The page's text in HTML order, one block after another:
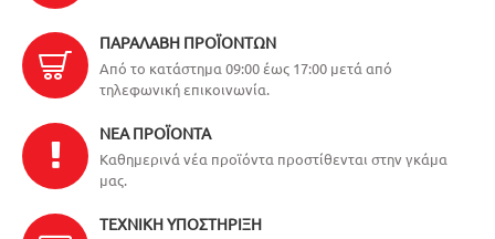
ΠΑΡΑΛΑΒΉ ΠΡΟΪΌΝΤΩΝ
Από το κατάστημα 09:00 έως 17:00 μετά από
τηλεφωνική επικοινωνία.
ΝΈΑ ΠΡΟΪΌΝΤΑ
Καθημερινά νέα προϊόντα προστίθενται στην γκάμα
μας.
ΤΕΧΝΙΚΉ ΥΠΟΣΤΉΡΙΞΗ